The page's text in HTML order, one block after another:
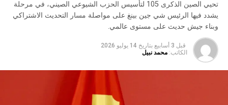
تحيي الصين الذكرى 105 لتأسيس الحزب الشيوعي الصيني، في مرحلة
يشدد فيها الرئيس شي جين بينغ على مواصلة مسار التحديث الاشتراكي
وبناء جيش حديث على مستوى عالمي.
قبل 3 أسابيع بتاريخ 14 يوليو 2026
الكاتب: محمد نبيل